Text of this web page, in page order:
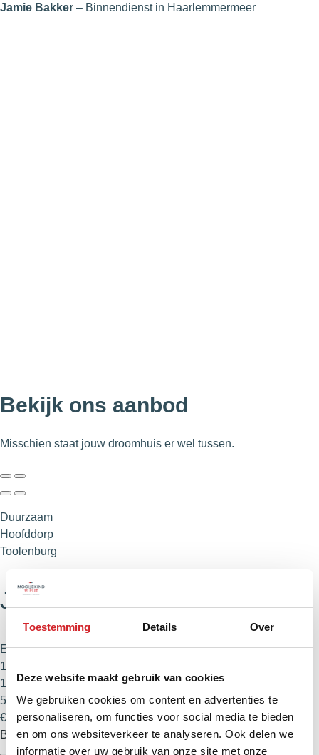
Toestemming Details Over
Deze website maakt gebruik van cookies
We gebruiken cookies om content en advertenties te
personaliseren, om functies voor social media te bieden
en om ons websiteverkeer te analyseren. Ook delen we
informatie over uw gebruik van onze site met onze
Jamie Bakker – Binnendienst in Haarlemmermeer
Bekijk ons aanbod
Misschien staat jouw droomhuis er wel tussen.
Duurzaam
Hoofddorp
Toolenburg
Jane Seymourlaan 45
Eengezinswoning
163 m²
134 m²
5 kamers
€ 850.000,- k.k.
Bekijk